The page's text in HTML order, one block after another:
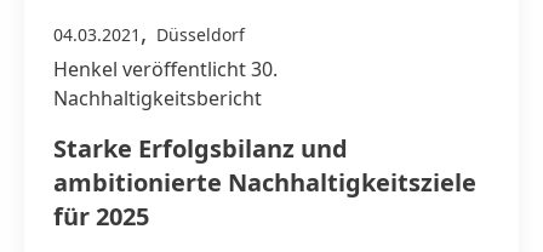
04.03.2021 , Düsseldorf
Henkel veröffentlicht 30.
Nachhaltigkeitsbericht
Starke Erfolgsbilanz und
ambitionierte Nachhaltigkeits­ziele
für 2025